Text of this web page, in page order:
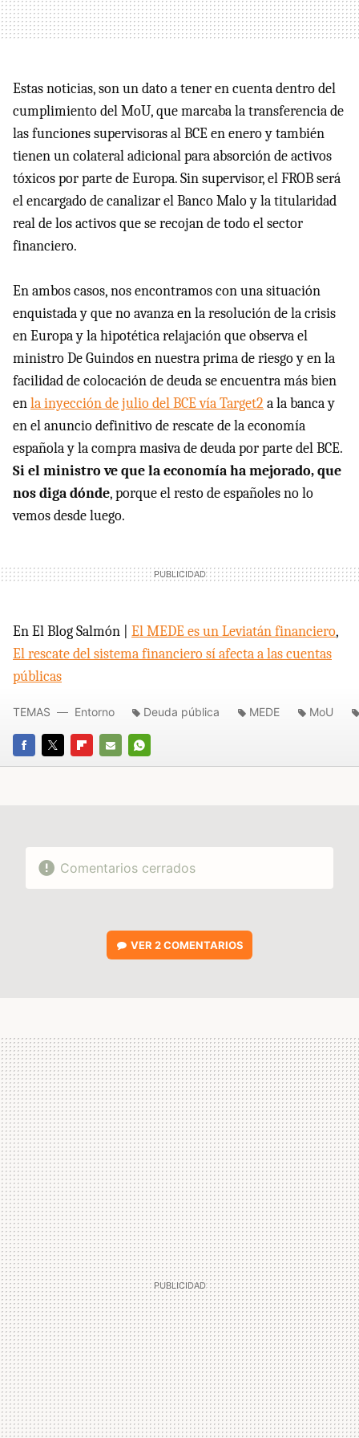
Estas noticias, son un dato a tener en cuenta dentro del
cumplimiento del MoU, que marcaba la transferencia de
las funciones supervisoras al BCE en enero y también
tienen un colateral adicional para absorción de activos
tóxicos por parte de Europa. Sin supervisor, el FROB será
el encargado de canalizar el Banco Malo y la titularidad
real de los activos que se recojan de todo el sector
financiero.
En ambos casos, nos encontramos con una situación
enquistada y que no avanza en la resolución de la crisis
en Europa y la hipotética relajación que observa el
ministro De Guindos en nuestra prima de riesgo y en la
facilidad de colocación de deuda se encuentra más bien
enla inyección de julio del BCE vía Target2 a la banca y
en el anuncio definitivo de rescate de la economía
española y la compra masiva de deuda por parte del BCE.
Si el ministro ve que la economía ha mejorado, que
nos diga dónde, porque el resto de españoles no lo
vemos desde luego.
En El Blog Salmón | El MEDE es un Leviatán financiero,
El rescate del sistema financiero sí afecta a las cuentas
públicas
FACEBOOK
TWITTERFLIPBOARD
E-
WHATSAPP
TEMAS Entorno Deuda pública MEDE MoU
Comentarios cerrados
VER2 COMENTARIOS